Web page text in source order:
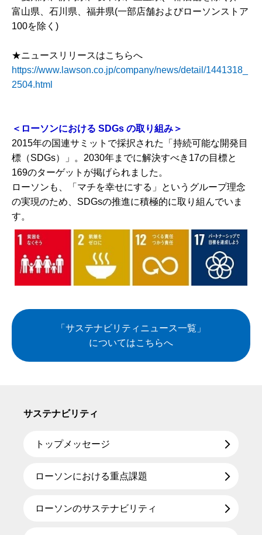
富山県、石川県、福井県(一部店舗およびローソンストア
100を除く)
★ニュースリリースはこちらへ
https://www.lawson.co.jp/company/news/detail/1441318_
2504.html
＜ローソンにおける SDGs の取り組み＞
2015年の国連サミットで採択された「持続可能な開発目
標（SDGs）」。2030年までに解決すべき17の目標と
169のターゲットが掲げられました。
ローソンも、「マチを幸せにする」というグループ理念
の実現のため、SDGsの推進に積極的に取り組んでいま
す。
「サステナビリティニュース一覧」
についてはこちらへ
サステナビリティ
トップメッセージ
ローソンにおける重点課題
ローソンのサステナビリティ